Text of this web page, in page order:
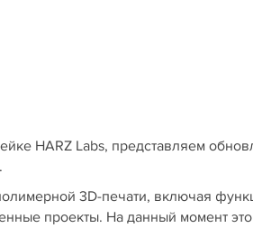
HARZ Labs, представляем
3D-печати, включая
проекты. На данный момент это